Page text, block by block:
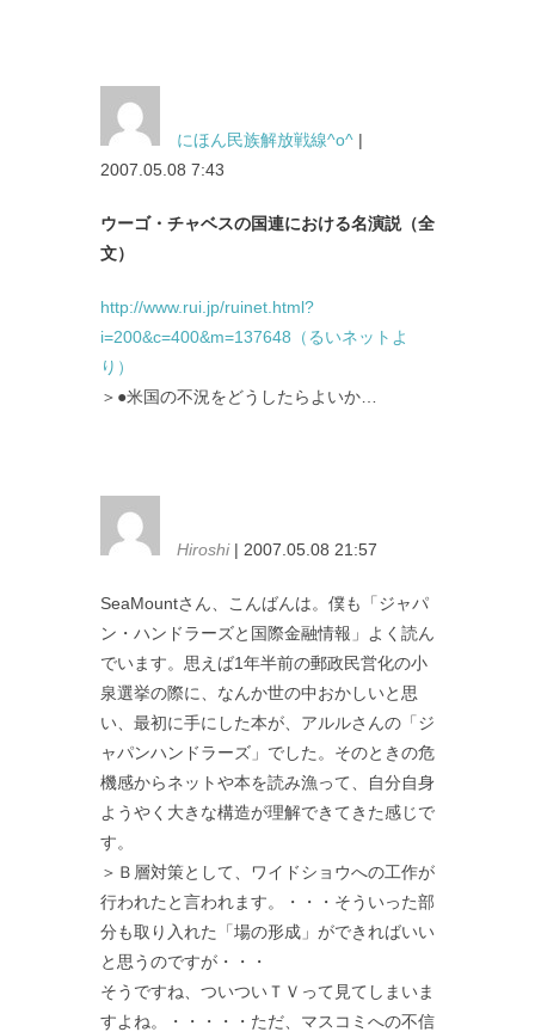
にほん民族解放戦線^o^ |
2007.05.08 7:43
ウーゴ・チャベスの国連における名演説（全
文）
http://www.rui.jp/ruinet.html?
i=200&c=400&m=137648（るいネットよ
り）
＞●米国の不況をどうしたらよいか…
Hiroshi| 2007.05.08 21:57
SeaMountさん、こんばんは。僕も「ジャパ
ン・ハンドラーズと国際金融情報」よく読ん
でいます。思えば1年半前の郵政民営化の小
泉選挙の際に、なんか世の中おかしいと思
い、最初に手にした本が、アルルさんの「ジ
ャパンハンドラーズ」でした。そのときの危
機感からネットや本を読み漁って、自分自身
ようやく大きな構造が理解できてきた感じで
す。
＞Ｂ層対策として、ワイドショウへの工作が
行われたと言われます。・・・そういった部
分も取り入れた「場の形成」ができればいい
と思うのですが・・・
そうですね、ついついＴＶって見てしまいま
すよね。・・・・・ただ、マスコミへの不信